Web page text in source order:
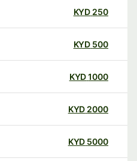
250
KYD
500
KYD
1000
KYD
2000
KYD
5000
KYD